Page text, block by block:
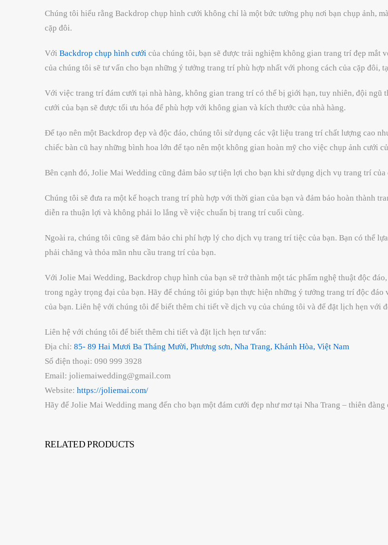
Chúng tôi hiểu rằng Backdrop chụp hình cưới không chỉ là một bức tường phụ nơi bạn chụp ảnh,
cặp đôi.
Với Backdrop chụp hình cưới của chúng tôi, bạn sẽ được trải nghiệm không gian trang trí đẹp
của chúng tôi sẽ tư vấn cho bạn những ý tưởng trang trí phù hợp nhất với phong cách của cặp đôi,
Với việc trang trí đám cưới tại nhà hàng, không gian trang trí có thể bị giới hạn, tuy nhiên, đội ngũ
cưới của bạn sẽ được tối ưu hóa để phù hợp với không gian và kích thước của nhà hàng.
Để tạo nên một Backdrop đẹp và độc đáo, chúng tôi sử dụng các vật liệu trang trí chất lượng cao
chiếc bàn cũ hay những bình hoa lớn để tạo nên một không gian hoàn mỹ cho việc chụp ảnh cưới
Bên cạnh đó, Jolie Mai Wedding cũng đảm bảo sự tiện lợi cho bạn khi sử dụng dịch vụ trang trí của
Chúng tôi sẽ đưa ra một kế hoạch trang trí phù hợp với thời gian của bạn và đảm bảo hoàn thành
diễn ra thuận lợi và không phải lo lắng về việc chuẩn bị trang trí cuối cùng.
Ngoài ra, chúng tôi cũng sẽ đảm bảo chi phí hợp lý cho dịch vụ trang trí tiệc của bạn. Bạn có thể
phải chăng và thỏa mãn nhu cầu trang trí của bạn.
Với Jolie Mai Wedding, Backdrop chụp hình của bạn sẽ trở thành một tác phẩm nghệ thuật độc
trong ngày trọng đại của bạn. Hãy để chúng tôi giúp bạn thực hiện những ý tưởng trang trí độc đáo
của bạn. Liên hệ với chúng tôi để biết thêm chi tiết về dịch vụ của chúng tôi và để đặt lịch hẹn với
Liên hệ với chúng tôi để biết thêm chi tiết và đặt lịch hẹn tư vấn:
Địa chỉ: 85- 89 Hai Mươi Ba Tháng Mười, Phương sơn, Nha Trang, Khánh Hòa, Việt Nam
Số điện thoại: 090 999 3928
Email: joliemaiwedding@gmail.com
Website: https://joliemai.com/
Hãy để Jolie Mai Wedding mang đến cho bạn một đám cưới đẹp như mơ tại Nha Trang – thiên
RELATED PRODUCTS